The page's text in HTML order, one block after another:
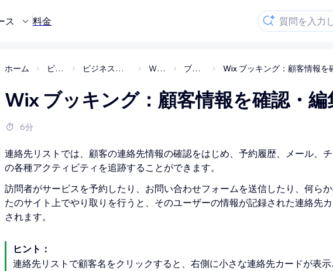
ス 料金
ホーム ビジネスの管理 ビジネスソリューション・アプリ Wix ブッキング ブッキングの管理
Wix ブッキング：顧客情報を確認・編
6分
連絡先リストでは、顧客の連絡先情報の確認をはじめ、予約履歴、メール、
の各種アクティビティを追跡することができます。
訪問者がサービスを予約したり、お問い合わせフォームを送信したり、何ら
たのサイト上でやり取りを行うと、そのユーザーの情報が記録された連絡先
されます。
ヒント：
連絡先リストで顧客名をクリックすると、右側に小さな連絡先カードが表